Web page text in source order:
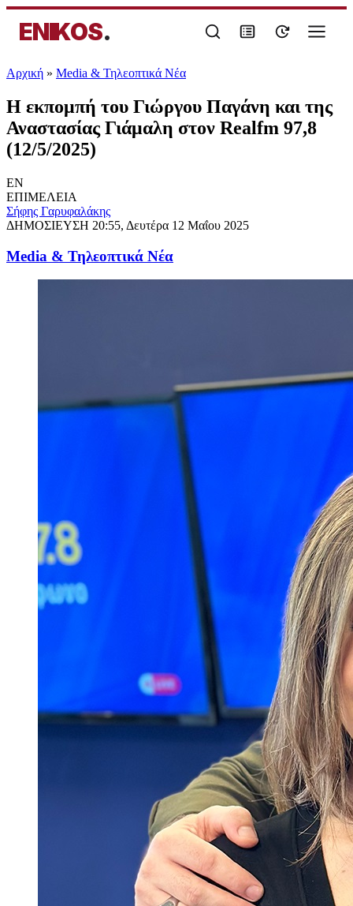
ENIKOS.
Αρχική » Media & Τηλεοπτικά Νέα
Η εκπομπή του Γιώργου Παγάνη και της
Αναστασίας Γιάμαλη στον Realfm 97,8
(12/5/2025)
EN
ΕΠΙΜΕΛΕΙΑ
Σήφης Γαρυφαλάκης
ΔΗΜΟΣΙΕΥΣΗ 20:55, Δευτέρα 12 Μαΐου 2025
Media & Τηλεοπτικά Νέα